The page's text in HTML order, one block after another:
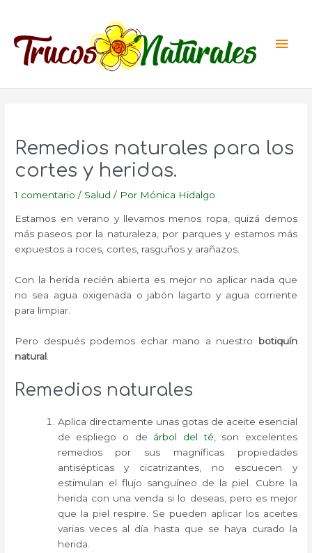
contenido
Remedios naturales para los
cortes y heridas.
1 comentario / Salud / Por Mónica Hidalgo
Estamos en verano y llevamos menos ropa, quizá demos
más paseos por la naturaleza, por parques y estamos más
expuestos a roces, cortes, rasguños y arañazos.
Con la herida recién abierta es mejor no aplicar nada que
no sea agua oxigenada o jabón lagarto y agua corriente
para limpiar.
Pero después podemos echar mano a nuestro botiquín
natural
Remedios naturales
Aplica directamente unas gotas de aceite esencial
de espliego o de árbol del té , son excelentes
remedios por sus magníficas propiedades
antisépticas y cicatrizantes, no escuecen y
estimulan el flujo sanguíneo de la piel. Cubre la
herida con una venda si lo deseas, pero es mejor
que la piel respire. Se pueden aplicar los aceites
varias veces al día hasta que se haya curado la
herida.